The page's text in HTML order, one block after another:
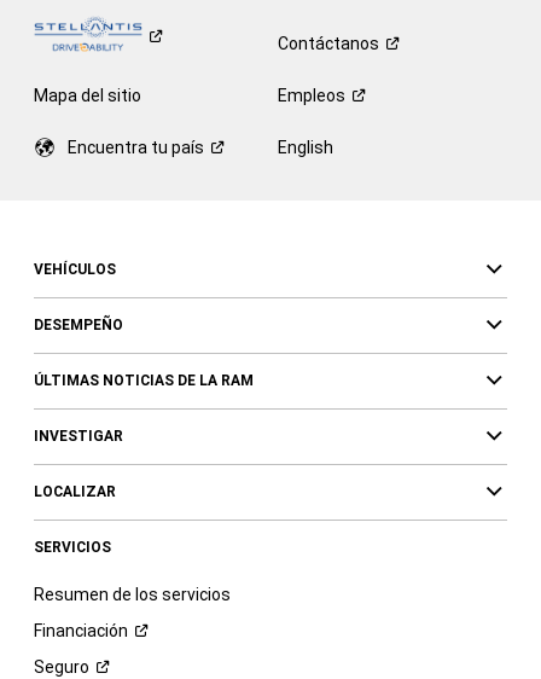
Contáctanos
Mapa del sitio Empleos
Encuentra tu país English
VEHÍCULOS
DESEMPEÑO
ÚLTIMAS NOTICIAS DE LA RAM
INVESTIGAR
LOCALIZAR
SERVICIOS
Resumen de los servicios
Financiación
Seguro